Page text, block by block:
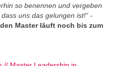
so benennen und vergeben
uns das gelungen ist!“ -
Master läuft noch bis zum